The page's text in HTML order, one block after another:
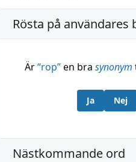
Rösta på användares
Är“rop”en bra synonym
Ja Nej
Nästkommande ord